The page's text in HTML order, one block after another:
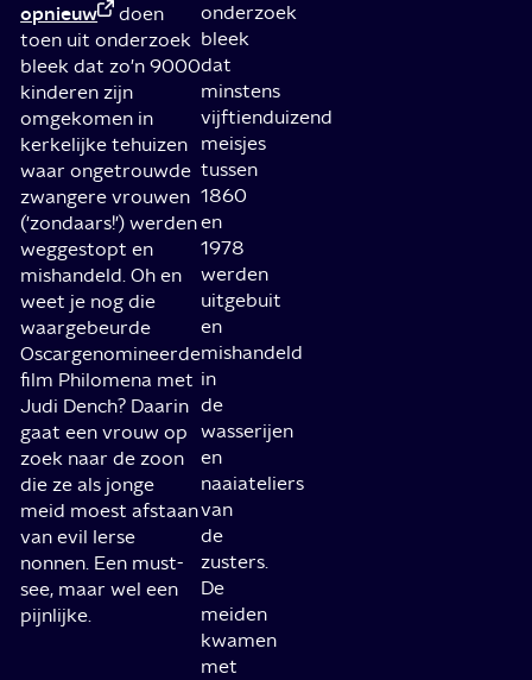
opnieuw
doen
toen uit onderzoek
bleek dat zo'n 9000
kinderen zijn
omgekomen in
kerkelijke tehuizen
waar ongetrouwde
zwangere vrouwen
('zondaars!') werden
weggestopt en
mishandeld. Oh en
weet je nog die
waargebeurde
Oscargenomineerde
film Philomena met
Judi Dench? Daarin
gaat een vrouw op
zoek naar de zoon
die ze als jonge
meid moest afstaan
van evil Ierse
nonnen. Een must-
see, maar wel een
pijnlijke.
onderzoek
bleek
dat
minstens
vijftienduizend
meisjes
tussen
1860
en
1978
werden
uitgebuit
en
mishandeld
in
de
wasserijen
en
naaiateliers
van
de
zusters.
De
meiden
kwamen
met